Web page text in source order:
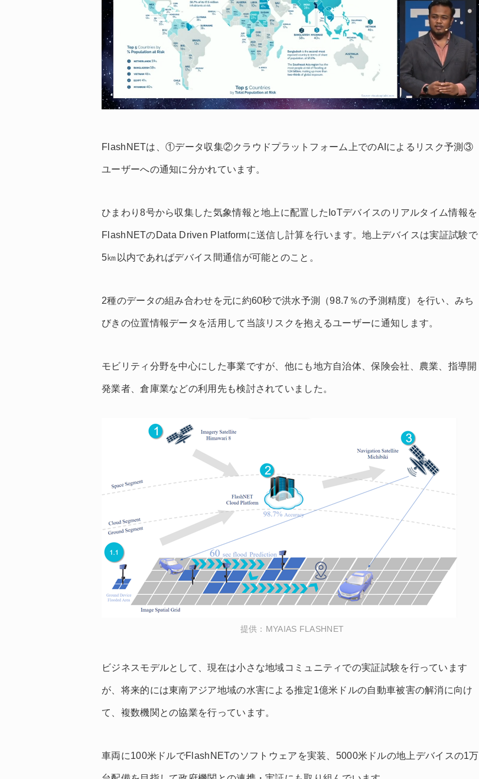
FlashNETは、①データ収集②クラウドプラットフォーム上でのAIによるリスク予測③
ユーザーへの通知に分かれています。
ひまわり8号から収集した気象情報と地上に配置したIoTデバイスのリアルタイム情報を
FlashNETのData Driven Platformに送信し計算を行います。地上デバイスは実証試験で
5㎞以内であればデバイス間通信が可能とのこと。
2種のデータの組み合わせを元に約60秒で洪水予測（98.7％の予測精度）を行い、みち
びきの位置情報データを活用して当該リスクを抱えるユーザーに通知します。
モビリティ分野を中心にした事業ですが、他にも地方自治体、保険会社、農業、指導開
発業者、倉庫業などの利用先も検討されていました。
提供：MYAIAS FLASHNET
ビジネスモデルとして、現在は小さな地域コミュニティでの実証試験を行っています
が、将来的には東南アジア地域の水害による推定1億米ドルの自動車被害の解消に向け
て、複数機関との協業を行っています。
車両に100米ドルでFlashNETのソフトウェアを実装、5000米ドルの地上デバイスの1万